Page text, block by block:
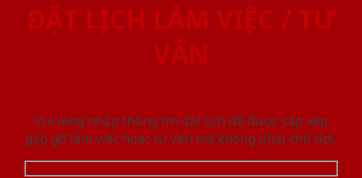
ĐẶT LỊCH LÀM VIỆC / TƯ
VẤN
Vui lòng nhập thông tin đặt lịch để được sắp xếp
gặp gỡ làm việc hoăc tư vấn mà không phải chờ đợi.